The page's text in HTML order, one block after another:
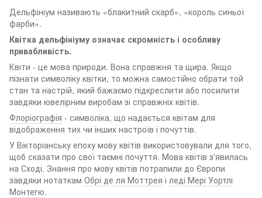
Дельфініум називають «блакитний скарб», «король синьої
фарби».
Квітка дельфініуму означає скромність і особливу
привабливість.
Квіти - це мова природи. Вона справжня та щира. Якщо
пізнати символіку квітки, то можна самостійно обрати той
стан та настрій, який бажаємо підкреслити або посилити
завдяки ювелірним виробам зі справжніх квітів.
Флоріографія - символіка, що надається квітам для
відображення тих чи інших настроїв і почуттів.
У Вікторіанську епоху мову квітів використовували для того,
щоб сказати про свої таємні почуття. Мова квітів з'явилась
на Сході. Знання про мову квітів потрапили до Європи
завдяки нотаткам Обрі де ля Моттрея і леді Мері Уортлі
Монтегю.